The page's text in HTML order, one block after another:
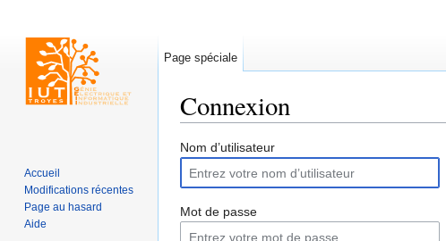
Connexion
Nom d’utilisateur
Mot de passe
Page spéciale
Accueil
Modifications récentes
Page au hasard
Aide